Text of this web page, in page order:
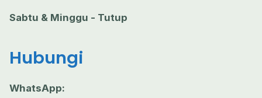
Sabtu & Minggu - Tutup
Hubungi
WhatsApp: